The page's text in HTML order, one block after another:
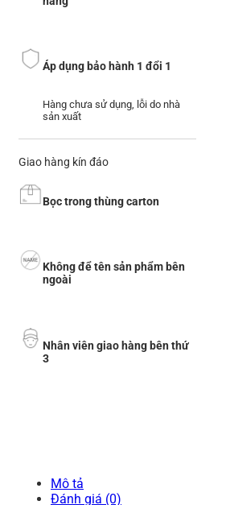
Áp dụng bảo hành 1 đổi 1
Hàng chưa sử dụng, lỗi do nhà
sản xuất
Giao hàng kín đáo
Bọc trong thùng carton
Không để tên sản phẩm bên
ngoài
Nhân viên giao hàng bên thứ
3
Mô tả
Đánh giá (0)